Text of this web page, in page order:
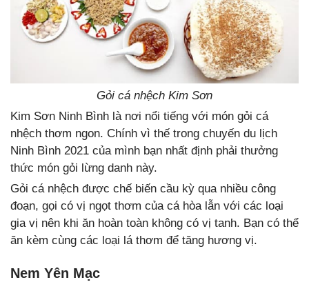
Gỏi cá nhệch Kim Sơn
Kim Sơn Ninh Bình là nơi nổi tiếng với món gỏi cá
nhệch thơm ngon. Chính vì thế trong chuyến du lịch
Ninh Bình 2021 của mình bạn nhất định phải thưởng
thức món gỏi lừng danh này.
Gỏi cá nhệch được chế biến cầu kỳ qua nhiều công
đoạn, gọi có vị ngọt thơm của cá hòa lẫn với các loại
gia vị nên khi ăn hoàn toàn không có vị tanh. Bạn có thể
ăn kèm cùng các loại lá thơm để tăng hương vị.
Nem Yên Mạc